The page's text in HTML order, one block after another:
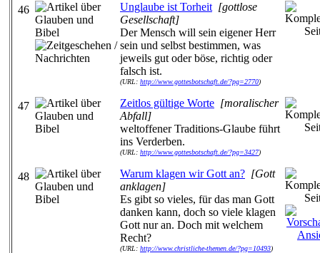
46 Unglaube ist Torheit [gottlose
Gesellschaft]
Der Mensch will sein eigener Herr
sein und selbst bestimmen, was
jeweils gut oder böse, richtig oder
falsch ist.
(URL: http://www.gottesbotschaft.de/?pg=2770)
47 Zeitlos gültige Worte [moralischer
Abfall]
weltoffener Traditions-Glaube führt
ins Verderben.
(URL: http://www.gottesbotschaft.de/?pg=3427)
48 Warum klagen wir Gott an? [Gott
anklagen]
Es gibt so vieles, für das man Gott
danken kann, doch so viele klagen
Gott nur an. Doch mit welchem
Recht?
(URL: http://www.christliche-themen.de/?pg=10493)